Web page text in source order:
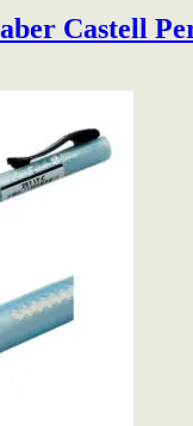
Castell